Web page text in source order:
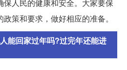
人民的健康和安全。大家要保
策和要求，做好相应的准备。
能回家过年吗?过完年还能进